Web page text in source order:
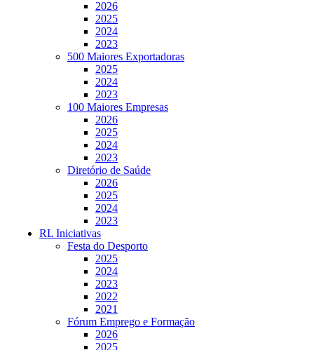
2026
2025
2024
2023
500 Maiores Exportadoras
2025
2024
2023
100 Maiores Empresas
2026
2025
2024
2023
Diretório de Saúde
2026
2025
2024
2023
RL Iniciativas
Festa do Desporto
2025
2024
2023
2022
2021
Fórum Emprego e Formação
2026
2025